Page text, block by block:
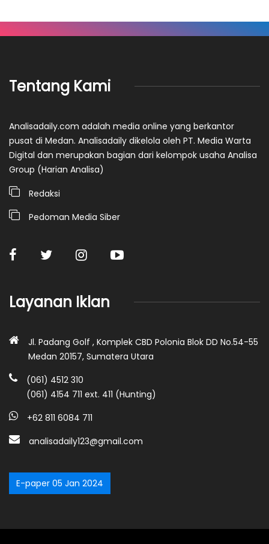
Tentang Kami
Analisadaily.com adalah media online yang berkantor
pusat di Medan. Analisadaily dikelola oleh PT. Media Warta
Digital dan merupakan bagian dari kelompok usaha Analisa
Group (Harian Analisa)
Redaksi
Pedoman Media Siber
Layanan Iklan
Jl. Padang Golf , Komplek CBD Polonia Blok DD No.54-55
Medan 20157, Sumatera Utara
(061) 4512 310
(061) 4154 711 ext. 411 (Hunting)
+62 811 6084 711
analisadaily123@gmail.com
E-paper 05 Jan 2024